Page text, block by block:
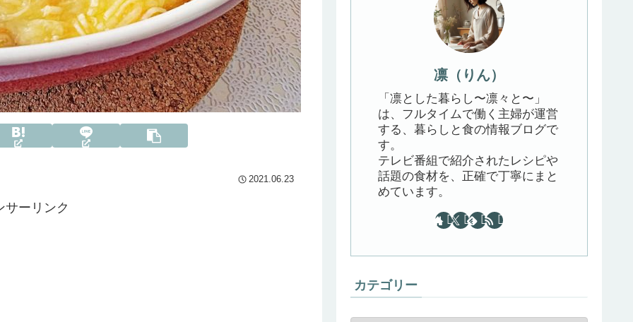
2021.06.23
サーリンク
凛（りん）
「凛とした暮らし〜凛々と〜」
は、フルタイムで働く主婦が運営
する、暮らしと食の情報ブログで
す。
テレビ番組で紹介されたレシピや
話題の食材を、正確で丁寧にまと
めています。
カテゴリー